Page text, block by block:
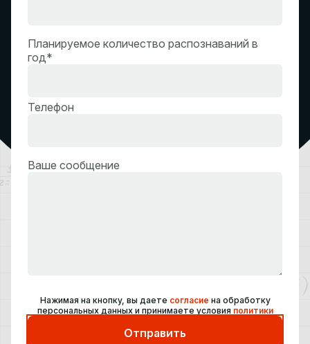
Планируемое количество распознаваний в
год*
Телефон
Ваше сообщение
Нажимая на кнопку, вы даете согласие на обработку
персональных данных и принимаете условия политики